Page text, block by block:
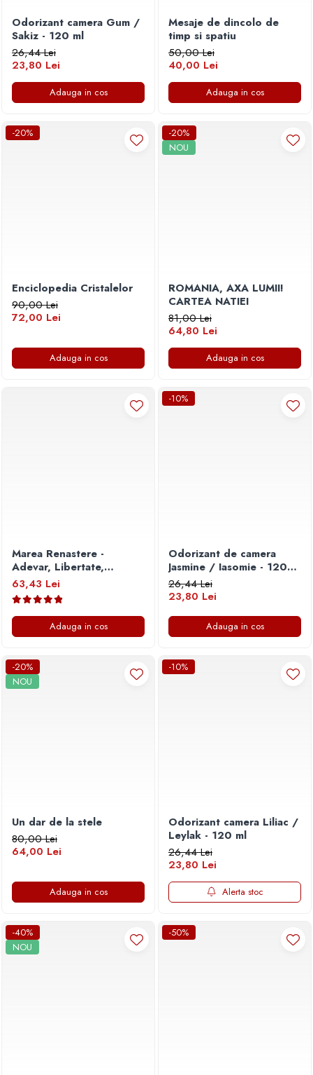
Odorizant camera Gum /
Sakiz - 120 ml
26,44 Lei
23,80 Lei
Adauga in cos
Mesaje de dincolo de
timp si spatiu
50,00 Lei
40,00 Lei
Adauga in cos
-20%
Enciclopedia Cristalelor
90,00 Lei
72,00 Lei
Adauga in cos
-20%
NOU
ROMANIA, AXA LUMII!
CARTEA NATIEI
81,00 Lei
64,80 Lei
Adauga in cos
Marea Renastere -
Adevar, Libertate,
Suveranitate
63,43 Lei
Adauga in cos
-10%
Odorizant de camera
Jasmine / Iasomie - 120
ml
26,44 Lei
23,80 Lei
Adauga in cos
-20%
NOU
Un dar de la stele
80,00 Lei
64,00 Lei
Adauga in cos
-10%
Odorizant camera Liliac /
Leylak - 120 ml
26,44 Lei
23,80 Lei
Alerta stoc
-40%
NOU
-50%